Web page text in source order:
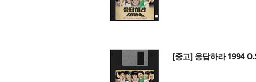
[중고] 응답하라 1994